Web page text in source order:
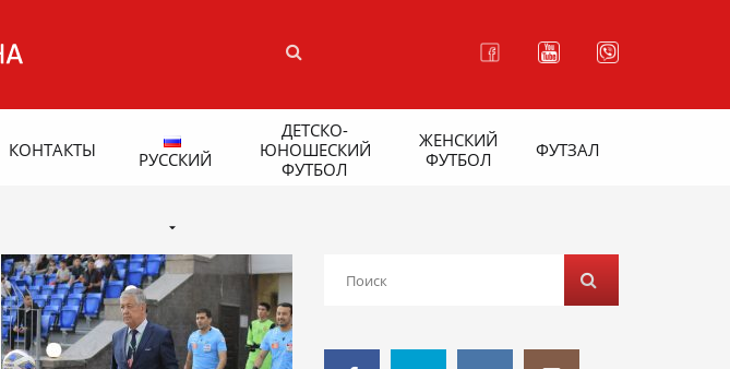
КОНТАКТЫ РУССКИЙ
ДЕТСКО-
ЮНОШЕСКИЙ
ФУТБОЛ
ЖЕНСКИЙ
ФУТБОЛ
ФУТЗАЛ